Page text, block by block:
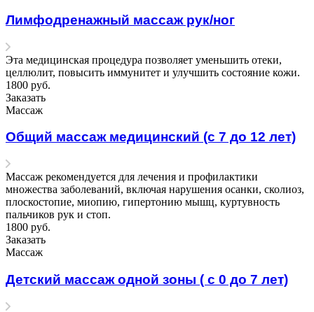
Лимфодренажный массаж рук/ног
Эта медицинская процедура позволяет уменьшить отеки,
целлюлит, повысить иммунитет и улучшить состояние кожи.
1800 руб.
Заказать
Массаж
Общий массаж медицинский (с 7 до 12 лет)
Массаж рекомендуется для лечения и профилактики
множества заболеваний, включая нарушения осанки, сколиоз,
плоскостопие, миопию, гипертонию мышц, куртувность
пальчиков рук и стоп.
1800 руб.
Заказать
Массаж
Детский массаж одной зоны ( с 0 до 7 лет)